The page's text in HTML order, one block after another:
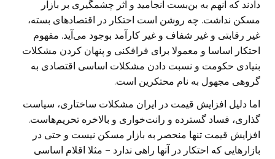
دادند که آنهم به بن‌بست انجامید و اثر چشمگیری بر بازار
مسکن نداشت. چه روشن است احتکار در اقتصادهای بسته،
غیر رقابتی و غیر شفاف و غیر کارآمد بوجود می‌آید. مفهوم
احتکار اساسا و معمولا برای فرافکنی و پنهان کردن مشکلات
بنیادی حکومت و نسبت دادن مشکلات اساسی اقتصادی به
گروهی مجهول به نام محتکرین است.
اما دلیل افزایش قیمت در ایران مشکلات ساختاری، سیاست
گذاری، فساد گسترده و رانت‌خواری و بالاخره تحریم‌هاست.
افزایش قیمت تنها منحصر به بازار مسکن نیست و حتی در
بازارهایی که احتکار در آنها راهی ندارد – مثلا اقلام اساسی